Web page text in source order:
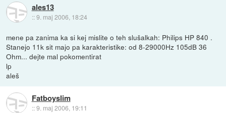
ales13
::9. maj 2006, 18:24
mene pa zanima ka si kej mislite o teh slušalkah: Philips HP 840 .
Stanejo 11k sit majo pa karakteristike: od 8-29000Hz 105dB 36
Ohm... dejte mal pokomentirat
lp
aleš
Fatboyslim
::9. maj 2006, 19:11